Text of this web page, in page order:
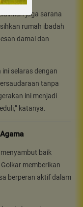
juga sarana
rumah ibadah
damai dan
selaras dengan
tanpa
ini menjadi
katanya.
baik
memberikan
berperan aktif dalam